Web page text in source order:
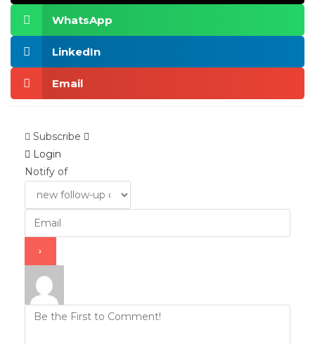
WhatsApp
LinkedIn
Email
Subscribe
Login
Notify of